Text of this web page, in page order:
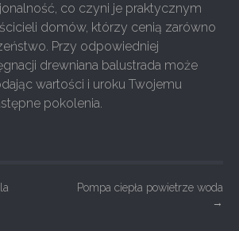
co czyni je praktycznym
domów, którzy cenią zarówno
Przy odpowiedniej
drewniana balustrada może
wartości i uroku Twojemu
pokolenia.
Pompa ciepła powietrze woda
→